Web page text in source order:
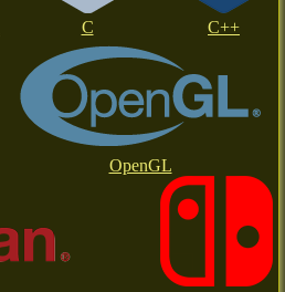
C C++
OpenGL